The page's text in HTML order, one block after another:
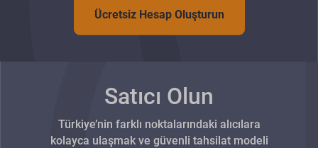
Ücretsiz Hesap Oluşturun
Satıcı Olun
Türkiye’nin farklı noktalarındaki alıcılara
kolayca ulaşmak ve güvenli tahsilat modeli